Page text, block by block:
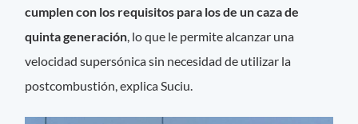
cumplen con los requisitos para los de un caza de
quinta generación, lo que le permite alcanzar una
velocidad supersónica sin necesidad de utilizar la
postcombustión, explica Suciu.